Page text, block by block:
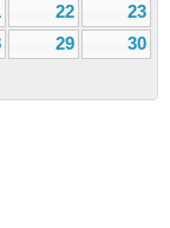
22
23
29
30